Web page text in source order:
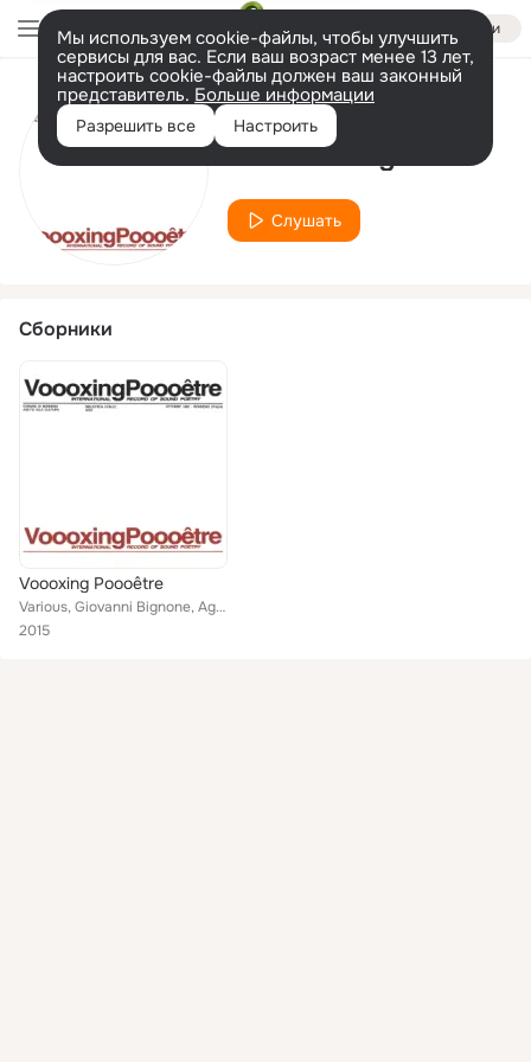
Войти
Мы используем cookie-файлы, чтобы улучшить
сервисы для вас. Если ваш возраст менее 13 лет,
настроить cookie-файлы должен ваш законный
представитель. Больше информации
Разрешить все Настроить
Исполнитель
Giovanni Bignone
Слушать
Сборники
Voooxing Poooêtre
Various, Giovanni Bignone, Agostino Contò, Giovanni Fontana, Santo S.A., Enzo Minarelli, Richard Kostelanetz, Klaus Groh, Adrian...
2015